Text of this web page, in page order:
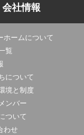
会社情報
ホームについて
覧
について
境と制度
ンバー
ついて
わせ